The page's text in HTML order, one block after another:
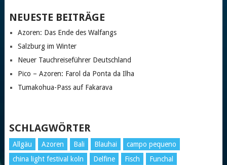
NEUESTE BEITRÄGE
Azoren: Das Ende des Walfangs
Salzburg im Winter
Neuer Tauchreiseführer Deutschland
Pico – Azoren: Farol da Ponta da Ilha
Tumakohua-Pass auf Fakarava
SCHLAGWÖRTER
Allgäu Azoren Bali Blauhai
campo pequeno
china light festival koln
Delfine Fisch
Funchal